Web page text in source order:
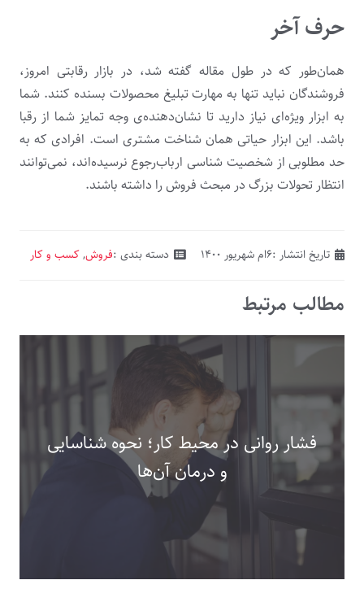
حرف آخر
همان‌طور که در طول مقاله گفته شد، در بازار رقابتی امروز،
فروشندگان نباید تنها به مهارت تبلیغ محصولات بسنده کنند. شما
به ابزار ویژه‌ای نیاز دارید تا نشان‌دهنده‌ی وجه تمایز شما از رقبا
باشد. این ابزار حیاتی همان شناخت مشتری است. افرادی که به
حد مطلوبی از شخصیت شناسی ارباب‌رجوع نرسیده‌اند، نمی‌توانند
انتظار تحولات بزرگ در مبحث فروش را داشته باشند.
تاریخ انتشار :۶ام شهریور ۱۴۰۰ دسته بندی :فروش,کسب و کار
مطالب مرتبط
فشار روانی در محیط کار؛ نحوه شناسایی
و درمان آن‌ها